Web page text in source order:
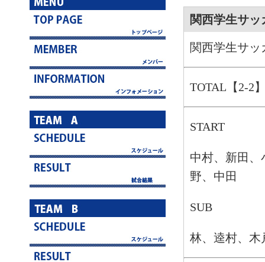
関西学生サ
関西学生サ
TOTAL【2-2
START
中村、新田
野、中田
SUB
林、逵村、木